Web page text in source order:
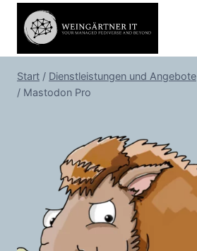
Inhalt
springen
Start / Dienstleistungen und Angebote
/ Mastodon Pro